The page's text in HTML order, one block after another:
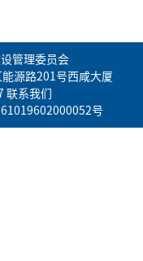
管理委员会
源路201号西咸大厦
联系我们
号